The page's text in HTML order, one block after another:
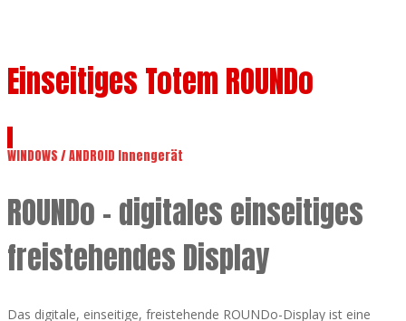
Einseitiges Totem ROUNDo
WINDOWS / ANDROID Innengerät
ROUNDo – digitales einseitiges
freistehendes Display
Das digitale, einseitige, freistehende ROUNDo-Display ist eine